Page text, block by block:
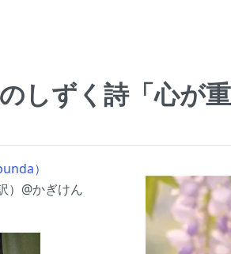
しずく詩「心が
）
）@かぎけん